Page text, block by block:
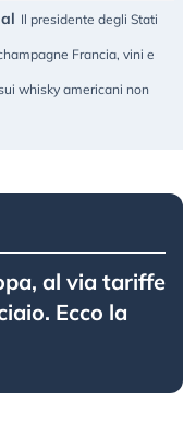
Il presidente degli Stati
Francia, vini e
whisky americani non
al via tariffe
Ecco la